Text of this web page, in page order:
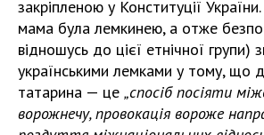
закріпленою у Конституції
мама була лемкинею, а отже
відношусь до цієї етнічної групи)
українськими лемками у тому, що
татарина — це „спосіб посіяти
ворожнечу, провокація вороже